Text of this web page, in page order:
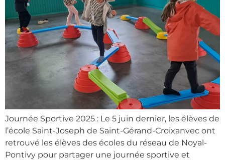
Journée Sportive 2025 : Le 5 juin dernier, les élèves de
l’école Saint-Joseph de Saint-Gérand-Croixanvec ont
retrouvé les élèves des écoles du réseau de Noyal-
Pontivy pour partager une journée sportive et